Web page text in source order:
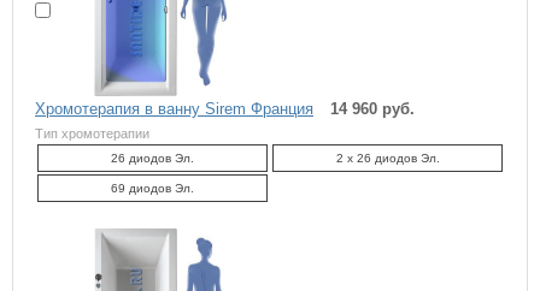
Хромотерапия в ванну Sirem Франция 14 960 руб.
Тип хромотерапии
26 диодов Эл. 2 x 26 диодов Эл.
69 диодов Эл.